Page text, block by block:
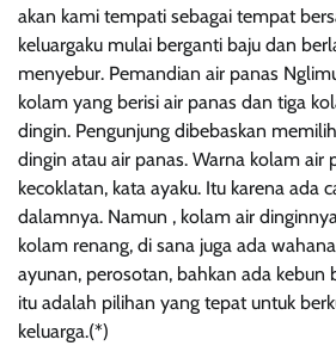
akan kami tempati sebagai tempat
keluargaku mulai berganti baju dan
menyebur. Pemandian air panas
kolam yang berisi air panas dan tiga
dingin. Pengunjung dibebaskan
dingin atau air panas. Warna kolam air
kecoklatan, kata ayaku. Itu karena ada
dalamnya. Namun , kolam air
kolam renang, di sana juga ada
ayunan, perosotan, bahkan ada kebun
itu adalah pilihan yang tepat untuk
keluarga.(*)